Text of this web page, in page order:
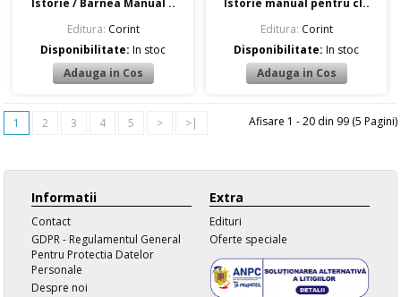
Istorie / Barnea Manual ..
Editura: Corint
Disponibilitate:In stoc
Istorie manual pentru cl..
Editura: Corint
Disponibilitate:In stoc
1 2 3 4 5 > >| Afisare 1 - 20 din 99 (5 Pagini)
Informatii
Contact
GDPR - Regulamentul General
Pentru Protectia Datelor
Personale
Despre noi
Extra
Edituri
Oferte speciale